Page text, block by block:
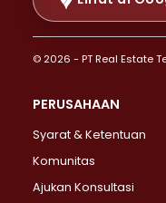
Properti Dijual di Pasar
Properti Dijual di
Properti Dijual di
Properti Dijual di Lebak
Properti Dijual di
Properti Dijual di
© 2026 - PT Real Estate
PERUSAHAAN
Syarat & Ketentuan
Komunitas
Ajukan Konsultasi